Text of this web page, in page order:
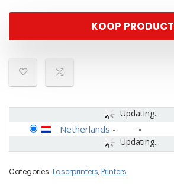
KOOP PRODUCT
Updating...
Updating...
Netherlands -
Categories: Laserprinters,Printers